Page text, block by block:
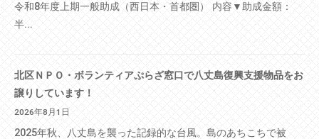
令和8年度上期一般助成（西日本・首都圏） 内容▼助成金額：
半...
北区ＮＰＯ・ボランティアぷらざ窓口で八丈島復興支援物品をお
譲りしています！
2026年8月1日
2025年秋、八丈島を襲った記録的な台風。島のあちこちで被